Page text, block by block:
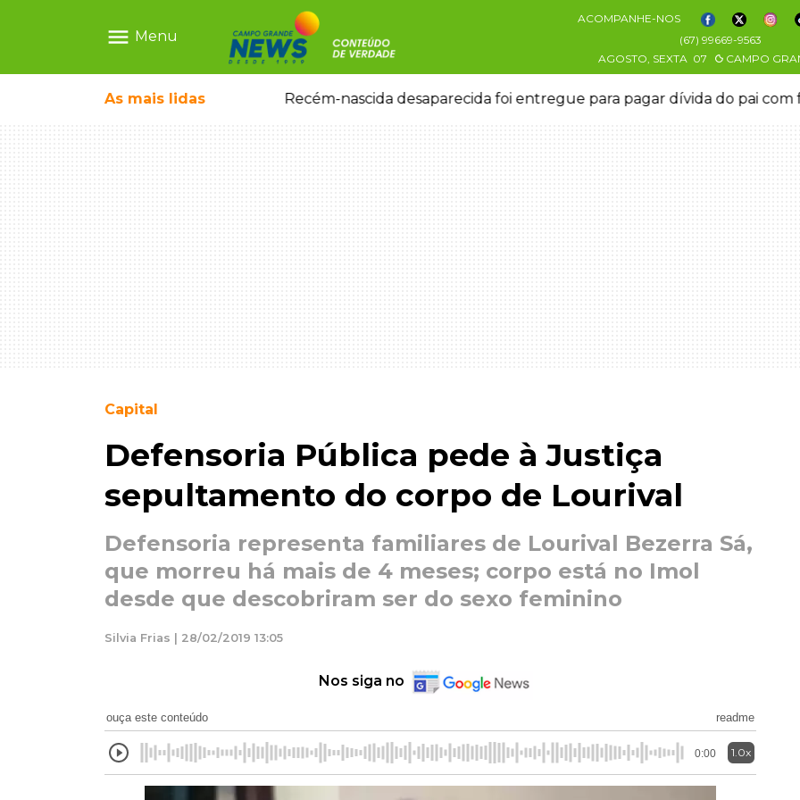
menu Menu
ACOMPANHE-NOS
(67) 99669-9563
AGOSTO, SEXTA 07 CAMPO
As mais lidas Recém-nascida desaparecida foi entregue para pagar dívida do pai com
Capital
Defensoria Pública pede à Justiça
sepultamento do corpo de Lourival
Defensoria representa familiares de Lourival Bezerra Sá,
que morreu há mais de 4 meses; corpo está no Imol
desde que descobriram ser do sexo feminino
Silvia Frias | 28/02/2019 13:05
Nos siga no
ouça este conteúdo readme
0:00 1.0x